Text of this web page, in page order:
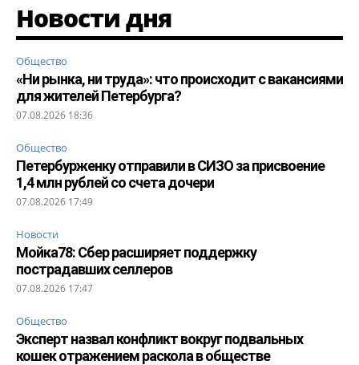
Новости дня
Общество
«Ни рынка, ни труда»: что происходит с вакансиями
для жителей Петербурга?
07.08.2026 18:36
Общество
Петербурженку отправили в СИЗО за присвоение
1,4 млн рублей со счета дочери
07.08.2026 17:49
Новости
Мойка78: Сбер расширяет поддержку
пострадавших селлеров
07.08.2026 17:47
Общество
Эксперт назвал конфликт вокруг подвальных
кошек отражением раскола в обществе